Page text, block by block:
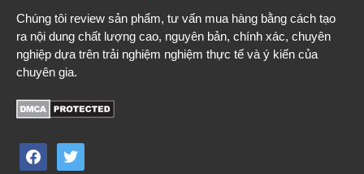
Chúng tôi review sản phẩm, tư vấn mua hàng bằng cách tạo
ra nội dung chất lượng cao, nguyên bản, chính xác, chuyên
nghiệp dựa trên trải nghiệm nghiệm thực tế và ý kiến của
chuyên gia.
facebooktwitter